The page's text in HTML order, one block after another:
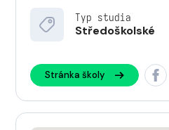
Typ studia
Středoškolské
Stránka školy